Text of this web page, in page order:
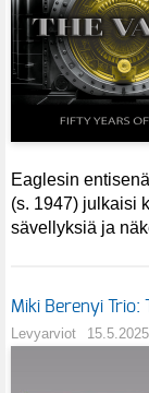
Eaglesin
(s. 1947) julkaisi
sävellyksiä ja
Miki Berenyi Trio:
Levyarviot